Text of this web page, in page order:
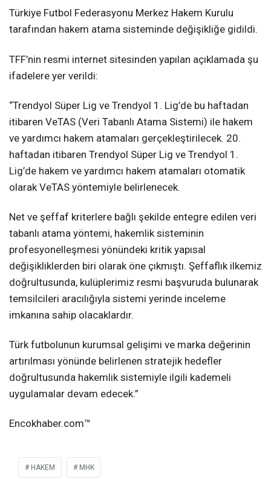
Türkiye Futbol Federasyonu Merkez Hakem Kurulu
tarafından hakem atama sisteminde değişikliğe gidildi.
TFF’nin resmi internet sitesinden yapılan açıklamada şu
ifadelere yer verildi:
“Trendyol Süper Lig ve Trendyol 1. Lig’de bu haftadan
itibaren VeTAS (Veri Tabanlı Atama Sistemi) ile hakem
ve yardımcı hakem atamaları gerçekleştirilecek. 20.
haftadan itibaren Trendyol Süper Lig ve Trendyol 1.
Lig’de hakem ve yardımcı hakem atamaları otomatik
olarak VeTAS yöntemiyle belirlenecek.
Net ve şeffaf kriterlere bağlı şekilde entegre edilen veri
tabanlı atama yöntemi, hakemlik sisteminin
profesyonelleşmesi yönündeki kritik yapısal
değişikliklerden biri olarak öne çıkmıştı. Şeffaflık ilkemiz
doğrultusunda, kulüplerimiz resmi başvuruda bulunarak
temsilcileri aracılığıyla sistemi yerinde inceleme
imkanına sahip olacaklardır.
Türk futbolunun kurumsal gelişimi ve marka değerinin
artırılması yönünde belirlenen stratejik hedefler
doğrultusunda hakemlik sistemiyle ilgili kademeli
uygulamalar devam edecek.”
Encokhaber.com™
HAKEM MHK